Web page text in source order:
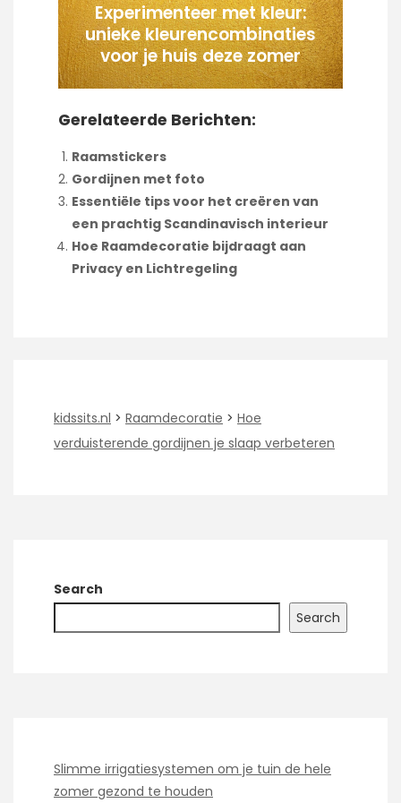
Experimenteer met kleur:
unieke kleurencombinaties
voor je huis deze zomer
Gerelateerde Berichten:
Raamstickers
Gordijnen met foto
Essentiële tips voor het creëren van
een prachtig Scandinavisch interieur
Hoe Raamdecoratie bijdraagt aan
Privacy en Lichtregeling
kidssits.nl > Raamdecoratie > Hoe
verduisterende gordijnen je slaap verbeteren
Search
Search
Slimme irrigatiesystemen om je tuin de hele
zomer gezond te houden